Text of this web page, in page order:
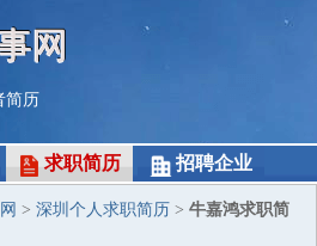
网
简历
求职简历 招聘企业
> 深圳个人求职简历 > 牛嘉鸿求职简